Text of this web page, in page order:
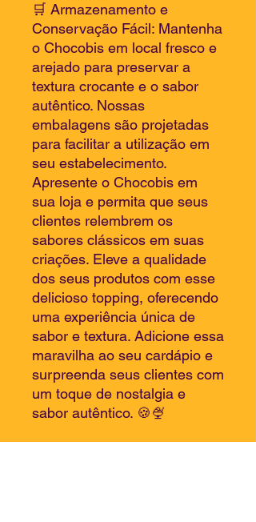
🛒 Armazenamento e
Conservação Fácil: Mantenha
o Chocobis em local fresco e
arejado para preservar a
textura crocante e o sabor
autêntico. Nossas
embalagens são projetadas
para facilitar a utilização em
seu estabelecimento.
Apresente o Chocobis em
sua loja e permita que seus
clientes relembrem os
sabores clássicos em suas
criações. Eleve a qualidade
dos seus produtos com esse
delicioso topping, oferecendo
uma experiência única de
sabor e textura. Adicione essa
maravilha ao seu cardápio e
surpreenda seus clientes com
um toque de nostalgia e
sabor autêntico. 🍪🍨